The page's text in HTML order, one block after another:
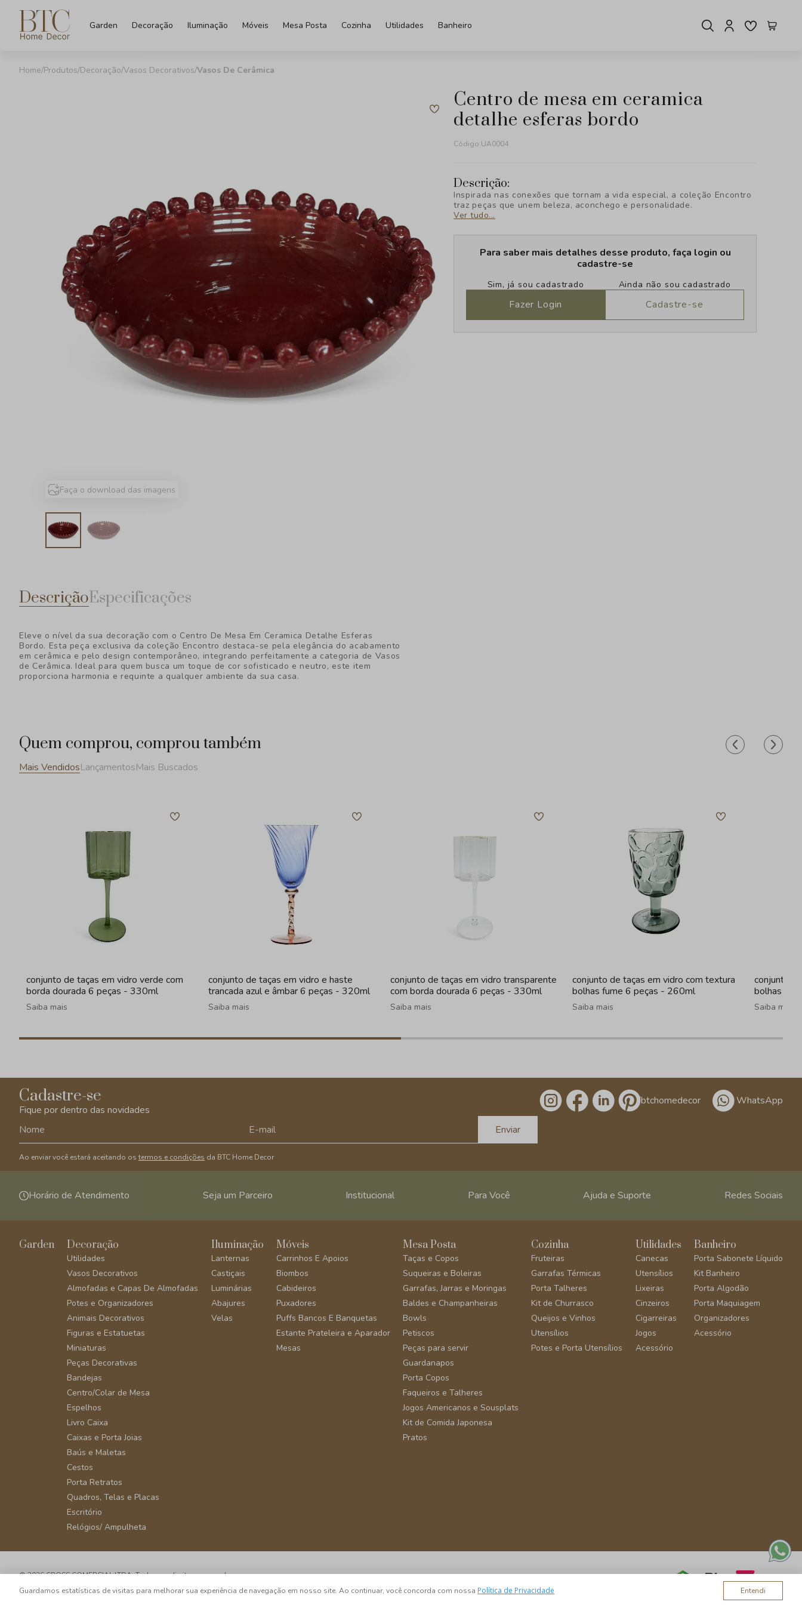
Garden Decoração Iluminação Móveis Mesa Posta Cozinha Utilidades Banheiro
Produtos Decoração Vasos Decorativos Vasos De Cerâmica
Faça o download das imagens
centro de mesa em ceramica
detalhe esferas bordo
Código:UA0004
Descrição:
Inspirada nas conexões que tornam a vida especial, a coleção Encontro
traz peças que unem beleza, aconchego e personalidade.
Ver tudo...
Para saber mais detalhes desse produto, faça login ou
cadastre-se
Sim, já sou cadastrado
Fazer Login
Ainda não sou cadastrado
Cadastre-se
DescriçãoEspecificações
Eleve o nível da sua decoração com o Centro De Mesa Em Ceramica Detalhe Esferas
Bordo. Esta peça exclusiva da coleção Encontro destaca-se pela elegância do acabamento
em cerâmica e pelo design contemporâneo, integrando perfeitamente a categoria de Vasos
de Cerâmica. Ideal para quem busca um toque de cor sofisticado e neutro, este item
proporciona harmonia e requinte a qualquer ambiente da sua casa.
Quem comprou, comprou também
Mais VendidosLançamentosMais Buscados
conjunto de taças em vidro verde com
borda dourada 6 peças - 330ml
Saiba mais
conjunto de taças em vidro e haste
trancada azul e âmbar 6 peças - 320ml
Saiba mais
conjunto de taças em vidro transparente
com borda dourada 6 peças - 330ml
Saiba mais
conjunto de taças em vidro com textura
bolhas fume 6 peças - 260ml
Saiba mais
conjunto
bolhas
Saiba mais
Cadastre-se
Fique por dentro das novidades
Enviar
Ao enviar você estará aceitando os termos e condições da BTC Home Decor
/btchomedecor WhatsApp
Horário de Atendimento Seja um Parceiro Institucional Para Você Ajuda e Suporte Redes Sociais
Garden Decoração
Utilidades
Vasos Decorativos
Almofadas e Capas De Almofadas
Potes e Organizadores
Animais Decorativos
Figuras e Estatuetas
Miniaturas
Peças Decorativas
Bandejas
Centro/Colar de Mesa
Espelhos
Livro Caixa
Caixas e Porta Joias
Baús e Maletas
Cestos
Porta Retratos
Quadros, Telas e Placas
Escritório
Relógios/ Ampulheta
Iluminação
Lanternas
Castiçais
Luminárias
Abajures
Velas
Móveis
Carrinhos E Apoios
Biombos
Cabideiros
Puxadores
Puffs Bancos E Banquetas
Estante Prateleira e Aparador
Mesas
Mesa Posta
Taças e Copos
Suqueiras e Boleiras
Garrafas, Jarras e Moringas
Baldes e Champanheiras
Bowls
Petiscos
Peças para servir
Guardanapos
Porta Copos
Faqueiros e Talheres
Jogos Americanos e Sousplats
Kit de Comida Japonesa
Pratos
Cozinha
Fruteiras
Garrafas Térmicas
Porta Talheres
Kit de Churrasco
Queijos e Vinhos
Utensílios
Potes e Porta Utensílios
Utilidades
Canecas
Utensílios
Lixeiras
Cinzeiros
Cigarreiras
Jogos
Acessório
Banheiro
Porta Sabonete Líquido
Kit Banheiro
Porta Algodão
Porta Maquiagem
Organizadores
Acessório
© 2026 CROSS COMERCIAL LTDA. Todos os direitos reservados.
Guardamos estatísticas de visitas para melhorar sua experiência de navegação em nosso site. Ao continuar, você concorda com nossa Política de Privacidade Entendi